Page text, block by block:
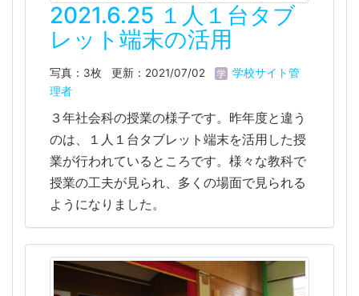
2021.6.25 １人１台タブ
レット端末の活用
写真：3枚 更新：2021/07/02
学校サイト管
理者
３年社会科の授業の様子です。昨年度と違う
のは、１人１台タブレット端末を活用した授
業が行われているところです。様々な教科で
授業の工夫が見られ、多くの場面で見られる
ようになりました。